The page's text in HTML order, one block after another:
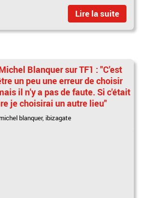
Lire la suite
Blanquer sur TF1 : "C'est
un peu une erreur de choisir
il n'y a pas de faute. Si c'était
je choisirai un autre lieu"
blanquer, ibizagate